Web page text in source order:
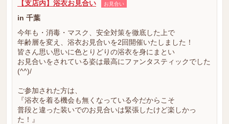
【支店内】浴衣お見合い お見合い
in 千葉
今年も・消毒・マスク、安全対策を徹底した上で
年齢層を変え、浴衣お見合いを2回開催いたしました！
皆さん思い思いに色とりどりの浴衣を身にまとい
お見合いをされている姿は最高にファンタスティックでした
(^^)/
ご参加された方は、
『浴衣を着る機会も無くなっている今だからこそ
普段と違った装いでのお見合いは緊張したけど楽しかっ
た！』